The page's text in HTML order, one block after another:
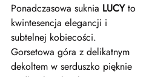
Ponadczasowa suknia LUCYto
kwintesencja elegancji i
subtelnej kobiecości.
Gorsetowa góra z delikatnym
dekoltem w serduszko pięknie